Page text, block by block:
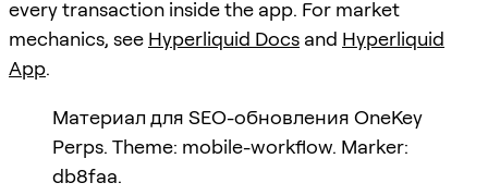
every transaction inside the app. For market
mechanics, see Hyperliquid Docs and Hyperliquid
App.
Материал для SEO-обновления OneKey
Perps. Theme: mobile-workflow. Marker:
db8faa.